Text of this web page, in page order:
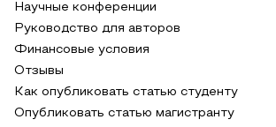
Научные конференции
Руководство для авторов
Финансовые условия
Отзывы
Как опубликовать статью студенту
Опубликовать статью магистранту